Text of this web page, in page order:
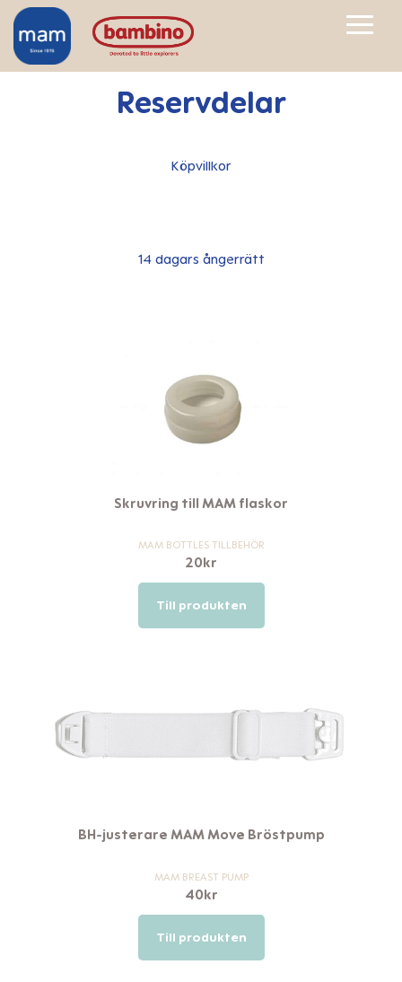
Reservdelar
Köpvillkor
14 dagars ångerrätt
Skruvring till MAM flaskor
MAM BOTTLES TILLBEHÖR
20kr
Till produkten
BH-justerare MAM Move Bröstpump
MAM BREAST PUMP
40kr
Till produkten